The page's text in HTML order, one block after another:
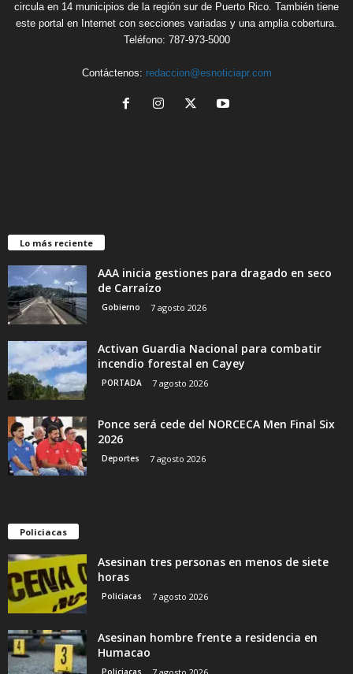
circula en 14 municipios de la región sur de Puerto Rico. También tiene
este portal en Internet con secciones variadas y una amplia cobertura.
Teléfono: 787-973-5000
Contáctenos: redaccion@esnoticiapr.com
Lo más reciente
AAA inicia gestiones para dragado en seco
de Carraízo
Gobierno 7 agosto 2026
Activan Guardia Nacional para combatir
incendio forestal en Cayey
PORTADA 7 agosto 2026
Ponce será cede del NORCECA Men Final Six
2026
Deportes 7 agosto 2026
Policiacas
Asesinan tres personas en menos de siete
horas
Policiacas 7 agosto 2026
Asesinan hombre frente a residencia en
Humacao
Policiacas